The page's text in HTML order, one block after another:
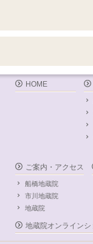
HOME
ご案内・アクセス
船橋地蔵院
市川地蔵院
地蔵院
地蔵院オンラインシ